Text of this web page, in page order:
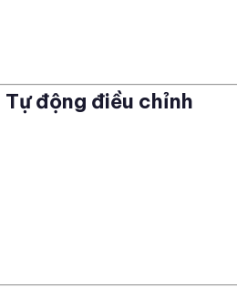
Tự động điều chỉnh